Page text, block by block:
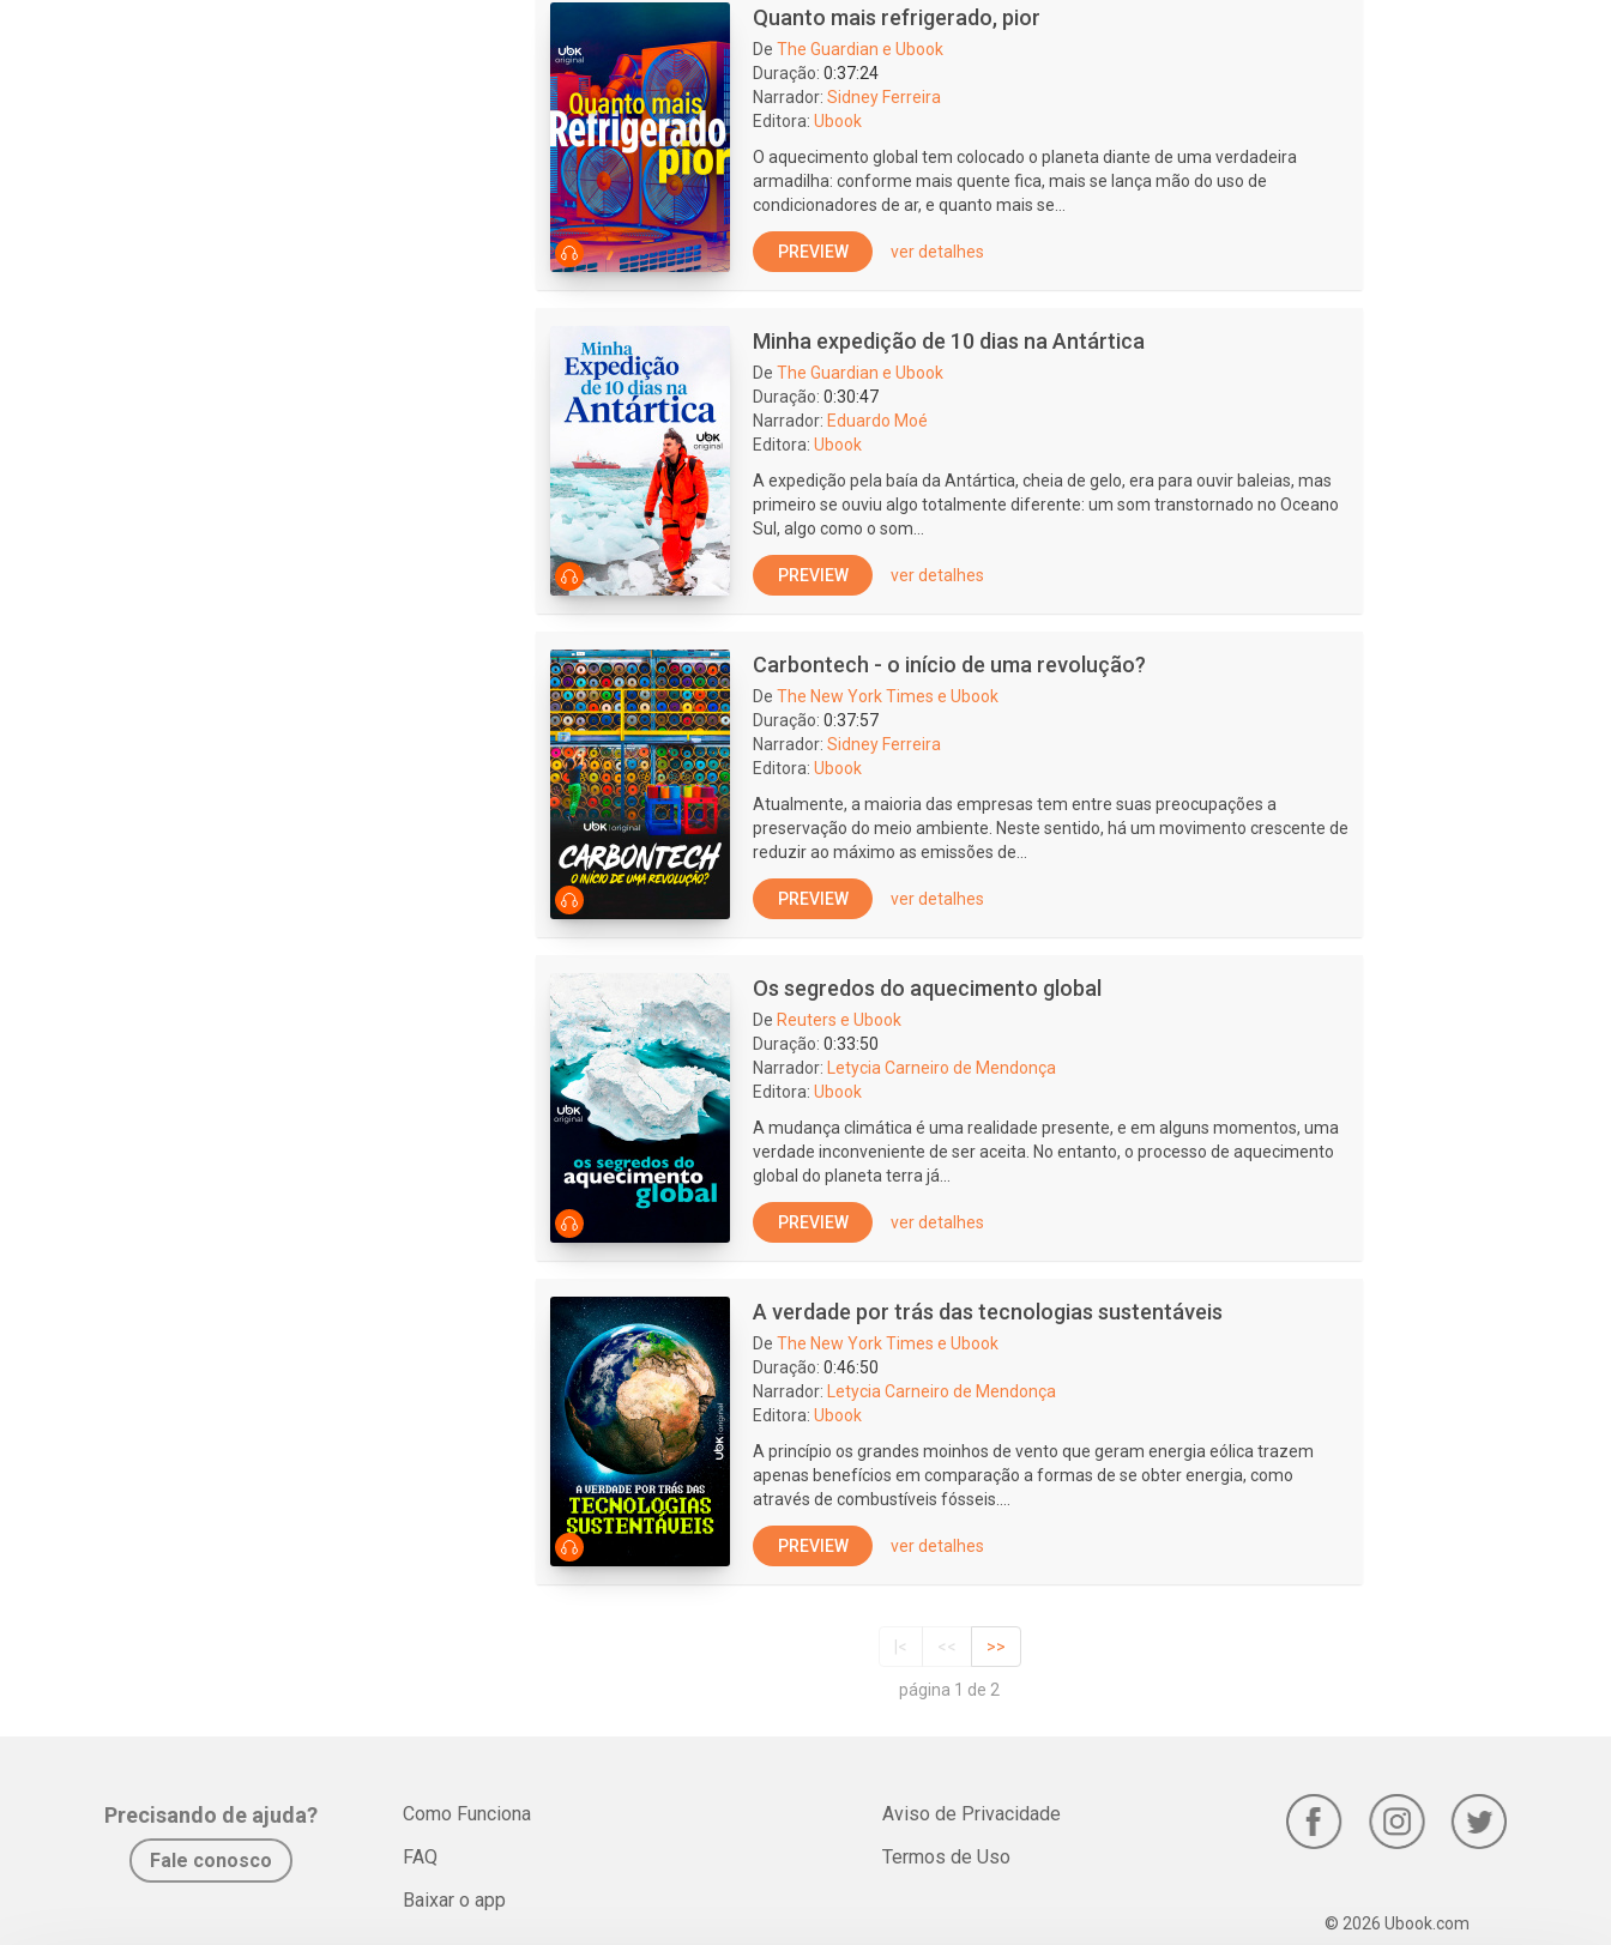
Quanto mais refrigerado, pior
De The Guardian e Ubook
Duração: 0:37:24
Narrador: Sidney Ferreira
Editora: Ubook
O aquecimento global tem colocado o planeta diante de uma verdadeira
armadilha: conforme mais quente fica, mais se lança mão do uso de
condicionadores de ar, e quanto mais se...
PREVIEW ver detalhes
Minha expedição de 10 dias na Antártica
De The Guardian e Ubook
Duração: 0:30:47
Narrador: Eduardo Moé
Editora: Ubook
A expedição pela baía da Antártica, cheia de gelo, era para ouvir baleias, mas
primeiro se ouviu algo totalmente diferente: um som transtornado no Oceano
Sul, algo como o som...
PREVIEW ver detalhes
Carbontech - o início de uma revolução?
De The New York Times e Ubook
Duração: 0:37:57
Narrador: Sidney Ferreira
Editora: Ubook
Atualmente, a maioria das empresas tem entre suas preocupações a
preservação do meio ambiente. Neste sentido, há um movimento crescente de
reduzir ao máximo as emissões de...
PREVIEW ver detalhes
Os segredos do aquecimento global
De Reuters e Ubook
Duração: 0:33:50
Narrador:
Letycia Carneiro de Mendonça
Editora: Ubook
A mudança climática é uma realidade presente, e em alguns momentos, uma
verdade inconveniente de ser aceita. No entanto, o processo de aquecimento
global do planeta terra já...
PREVIEW ver detalhes
A verdade por trás das tecnologias sustentáveis
De The New York Times e Ubook
Duração: 0:46:50
Narrador:
Letycia Carneiro de Mendonça
Editora: Ubook
A princípio os grandes moinhos de vento que geram energia eólica trazem
apenas benefícios em comparação a formas de se obter energia, como
através de combustíveis fósseis....
PREVIEW ver detalhes
|< << >>
página 1 de 2
Precisando de ajuda?
Fale conosco
Como Funciona
FAQ
Baixar o app
Aviso de Privacidade
Termos de Uso
© 2026 Ubook.com